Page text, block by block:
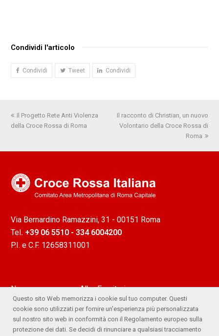
Condividi l'articolo
Condividi Tweet Condividi
Post
precedente:
Il Progetto Rete Anti Violenza
della Croce Rossa di Roma
articolo
successivo:
Il racconto di Christian, un nuovo
Volontario della Croce Rossa di
Roma
Via Bernardino Ramazzini, 31 - 00151 Roma
Tel. +39 06 5510 - 334 6004200
P.I. e C.F. 12658311001
News
Albo Fornitori
Attività
Ufficio Stampa
Lavora con noi
Comitato Trasparente
Questo sito Web memorizza i cookie sul tuo computer. Questi
cookie sono utilizzati per fornire un'esperienza più personalizzata
sul nostro sito web in conformità con il Regolamento europeo sulla
protezione dei dati. Se decidi di rinunciare a qualsiasi tracciamento